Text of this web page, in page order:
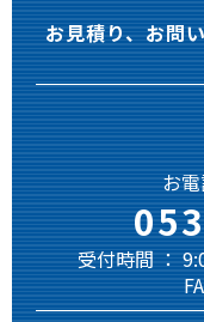
お見積り、お問
お
受付時間 ：